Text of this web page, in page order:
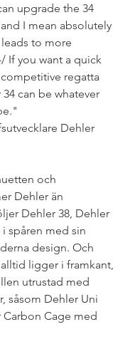
upgrade the 34
I mean absolutely
to more
If you want a quick
regatta
can be whatever
Dehler
och
Dehler än
Dehler 38, Dehler
spåren med sin
design. Och
ligger i framkant,
utrustad med
såsom Dehler Uni
Cage med